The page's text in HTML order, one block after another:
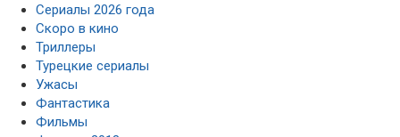
Сериалы 2026 года
Скоро в кино
Триллеры
Турецкие сериалы
Ужасы
Фантастика
Фильмы